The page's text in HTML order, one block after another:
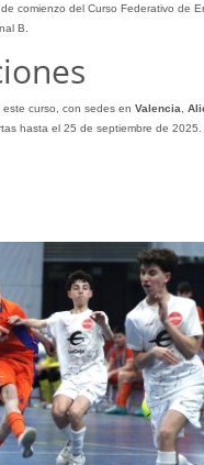
comienzo del Curso Federativo de
B.
curso, con sedes en Valencia
hasta el 25 de septiembre de 2025.